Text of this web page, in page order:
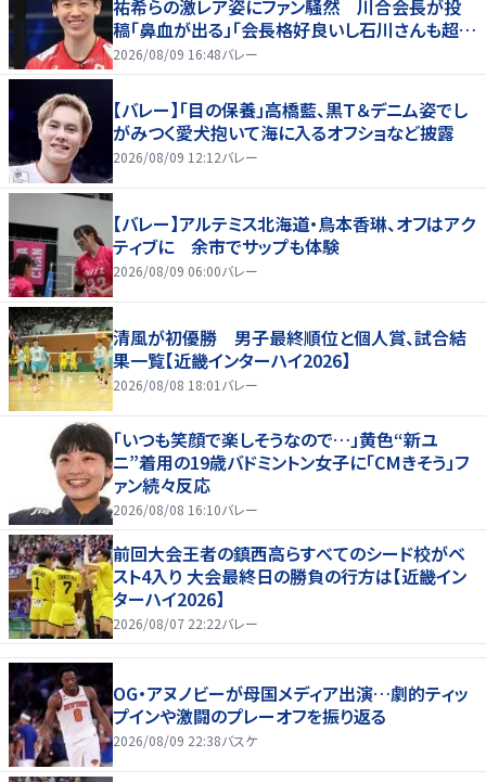
祐希らの激レア姿にファン騒然 川合会長が投
稿「鼻血が出る」「会長格好良いし石川さんも超格
好いい」
2026/08/09 16:48バレー
【バレー】「目の保養」高橋藍、黒Ｔ＆デニム姿でし
がみつく愛犬抱いて海に入るオフショなど披露
2026/08/09 12:12バレー
【バレー】アルテミス北海道・鳥本香琳、オフはアク
ティブに 余市でサップも体験
2026/08/09 06:00バレー
清風が初優勝 男子最終順位と個人賞、試合結
果一覧【近畿インターハイ2026】
2026/08/08 18:01 バレー
「いつも笑顔で楽しそうなので…」黄色“新ユ
ニ”着用の19歳バドミントン女子に「CMきそう」フ
ァン続々反応
2026/08/08 16:10バレー
前回大会王者の鎮西高らすべてのシード校がベ
スト4入り 大会最終日の勝負の行方は【近畿イン
ターハイ2026】
2026/08/07 22:22バレー
OG・アヌノビーが母国メディア出演…劇的ティッ
プインや激闘のプレーオフを振り返る
2026/08/09 22:38バスケ